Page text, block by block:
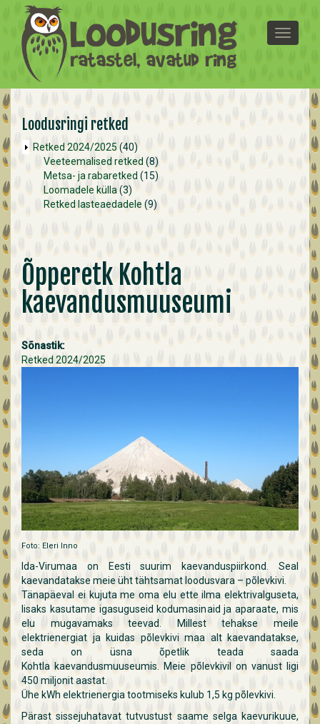
Liigu edasi põhisisu juurde
T
o
l
Loodusringi retked
Retked 2024/2025 (40)
Veeteemalised retked (8)
Metsa- ja rabaretked (15)
Loomadele külla (3)
Retked lasteaedadele (9)
Õpperetk Kohtla
kaevandusmuuseumi
Sõnastik:
Retked 2024/2025
Foto: Eleri Inno
Ida-Virumaa on Eesti suurim kaevanduspiirkond. Seal
kaevandatakse meie üht tähtsamat loodusvara – põlevkivi.
Tänapäeval ei kujuta me oma elu ette ilma elektrivalguseta,
lisaks kasutame igasuguseid kodumasinaid ja aparaate, mis
elu mugavamaks teevad. Millest tehakse meile
elektrienergiat ja kuidas põlevkivi maa alt kaevandatakse,
seda on üsna õpetlik teada saada
Kohtla kaevandusmuuseumis. Meie põlevkivil on vanust ligi
450 miljonit aastat.
Ühe kWh elektrienergia tootmiseks kulub 1,5 kg põlevkivi.
Pärast sissejuhatavat tutvustust saame selga kaevurikuue,